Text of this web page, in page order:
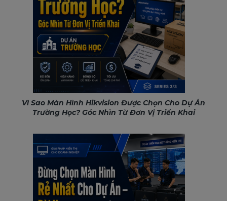
Vì Sao Màn Hình Hikvision Được Chọn Cho Dự Án
Trường Học? Góc Nhìn Từ Đơn Vị Triển Khai